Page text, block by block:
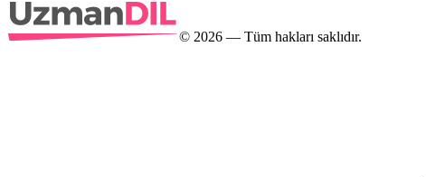
© 2026 — Tüm hakları saklıdır.